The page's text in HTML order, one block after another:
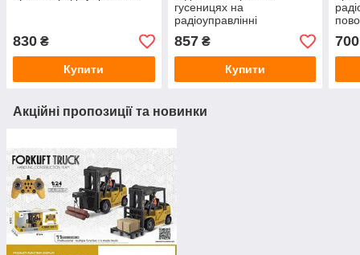
830 ₴
Купити
гусеницях на
радіоуправлінні
857₴
Купити
700
Акційні пропозиції та новинки